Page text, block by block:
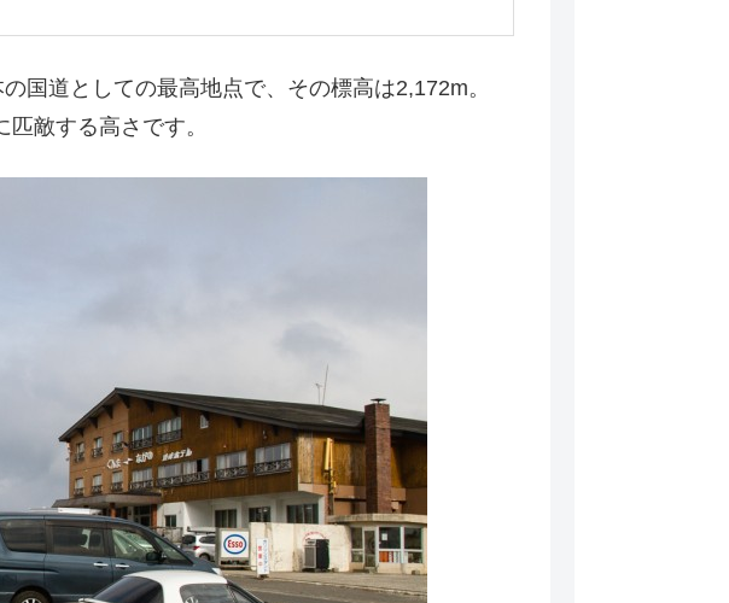
国道としての最高地点で、その標高は2,172m。
敵する高さです。